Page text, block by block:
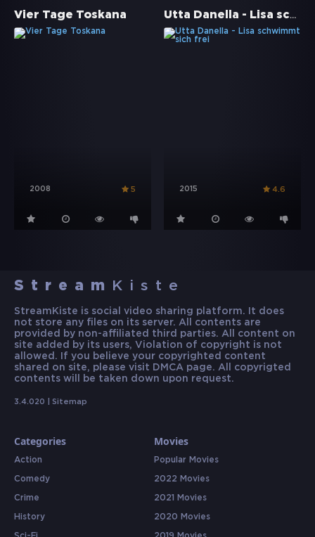
Vier Tage Toskana
2008 5
Utta Danella - Lisa schwimmt sich frei
2015 4.6
Stream Kiste
StreamKiste is social video sharing platform. It does
not store any files on its server. All contents are
provided by non-affiliated third parties. All content on
site added by its users, Violation of copyright is not
allowed. If you believe your copyrighted content
shared on site, please visit DMCA page. All copyrigted
contents will be taken down upon request.
3.4.020 | Sitemap
Categories
Action
Comedy
Crime
History
Movies
Popular Movies
2022 Movies
2021 Movies
2020 Movies